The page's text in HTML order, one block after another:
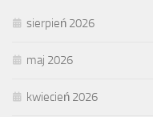
sierpień 2026
maj 2026
kwiecień 2026